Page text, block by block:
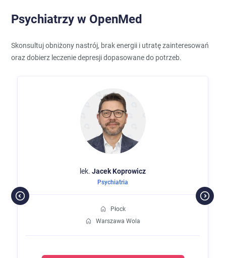
Psychiatrzy w OpenMed
Skonsultuj obniżony nastrój, brak energii i utratę zainteresowań
oraz dobierz leczenie depresji dopasowane do potrzeb.
lek. Jacek Koprowicz
Psychiatria
Płock
Warszawa Wola